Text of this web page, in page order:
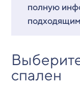
полную
спален